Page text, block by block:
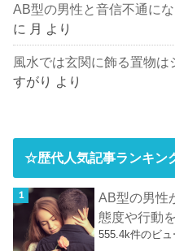
AB型の男性と音信不通に
に 月 より
風水では玄関に飾る置物は
すがり より
☆歴代人気記事ランキン
AB型の男性
態度や行動
555.4k件のビュ